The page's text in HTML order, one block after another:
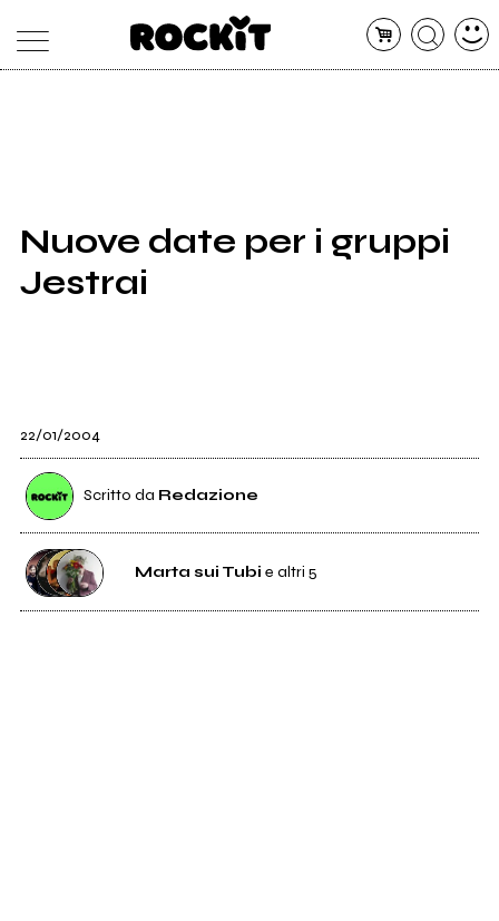
SHOP
RADIO
Nuove date per i gruppi
Jestrai
22/01/2004
Scritto da Redazione
Marta sui Tubi e altri 5